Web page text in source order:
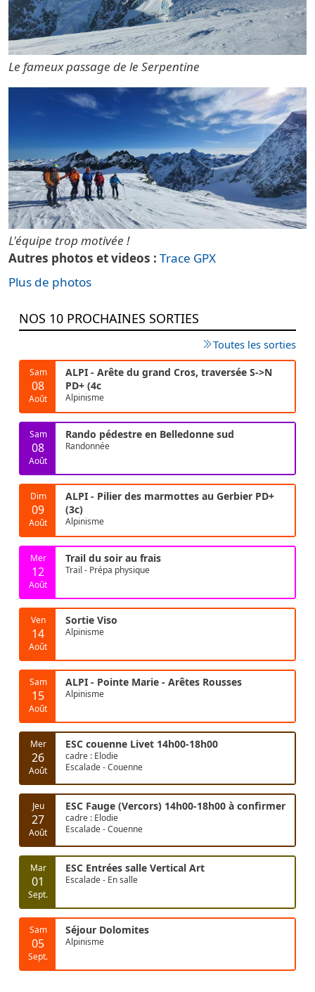
Le fameux passage de le Serpentine
L'équipe trop motivée !
Autres photos et videos
Trace GPX
Plus de photos
NOS 10 PROCHAINES SORTIES
Toutes les sorties
Sam
08
Août
ALPI - Arête du grand Cros, traversée S->N
PD+ (4c
Alpinisme
Sam
08
Août
Rando pédestre en Belledonne sud
Randonnée
Dim
09
Août
ALPI - Pilier des marmottes au Gerbier PD+
(3c)
Alpinisme
Mer
12
Août
Trail du soir au frais
Trail - Prépa physique
Ven
14
Août
Sortie Viso
Alpinisme
Sam
15
Août
ALPI - Pointe Marie - Arêtes Rousses
Alpinisme
Mer
26
Août
ESC couenne Livet 14h00-18h00
cadre : Elodie
Escalade - Couenne
Jeu
27
Août
ESC Fauge (Vercors) 14h00-18h00 à confirmer
cadre : Elodie
Escalade - Couenne
Mar
01
Sept.
ESC Entrées salle Vertical Art
Escalade - En salle
Sam
05
Sept.
Séjour Dolomites
Alpinisme